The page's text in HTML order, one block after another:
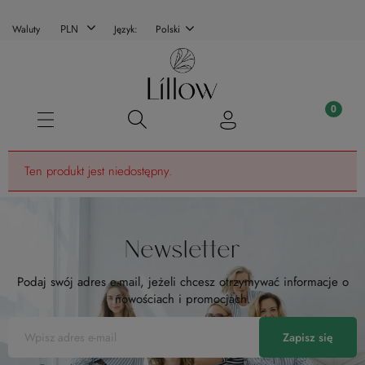
Waluty Język: Polski
Ten produkt jest niedostępny.
Newsletter
Podaj swój adres e-mail, jeżeli chcesz otrzymywać informacje o
nowościach i promocjach.
Zapisz się